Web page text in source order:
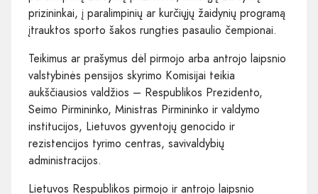
prizininkai, į paralimpinių ar kurčiųjų žaidynių programą
įtrauktos sporto šakos rungties pasaulio čempionai.
Teikimus ar prašymus dėl pirmojo arba antrojo laipsnio
valstybinės pensijos skyrimo Komisijai teikia
aukščiausios valdžios – Respublikos Prezidento,
Seimo Pirmininko, Ministras Pirmininko ir valdymo
institucijos, Lietuvos gyventojų genocido ir
rezistencijos tyrimo centras, savivaldybių
administracijos.
Lietuvos Respublikos pirmojo ir antrojo laipsnio